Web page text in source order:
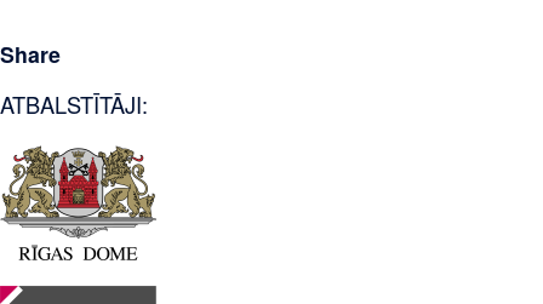
Share
ATBALSTĪTĀJI: